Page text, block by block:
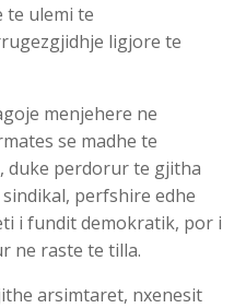
te ulemi te
ligjore te
menjehere ne
se madhe te
duke perdorur te gjitha
perfshire edhe
i fundit demokratik, por i
ne raste te tilla.
arsimtaret, nxenesit